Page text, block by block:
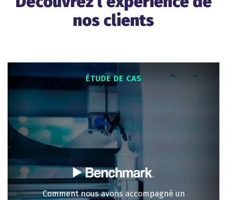
nos clients
ÉTUDE DE CAS
Comment nous avons accompagné un